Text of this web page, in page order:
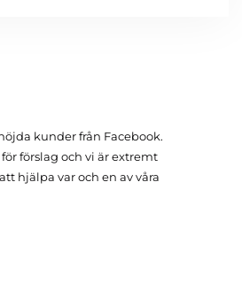
kunder från Facebook.
förslag och vi är extremt
hjälpa var och en av våra